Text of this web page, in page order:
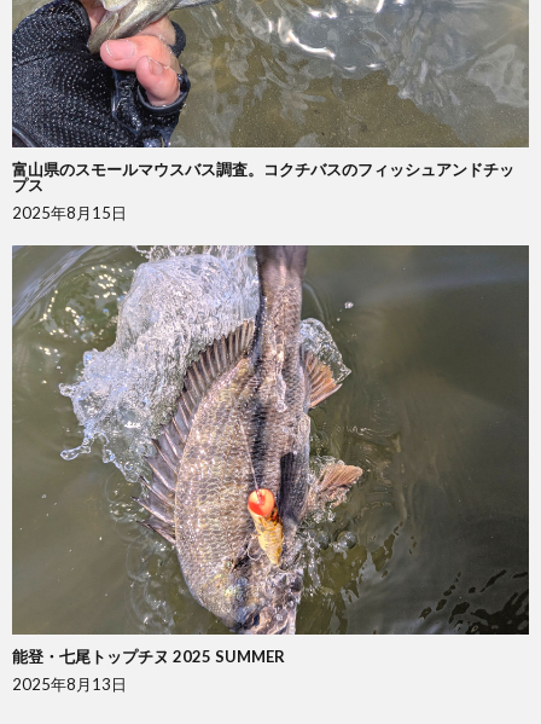
富山県のスモールマウスバス調査。コクチバスのフィッシュアンドチッ
プス
2025年8月15日
能登・七尾トップチヌ 2025 SUMMER
2025年8月13日